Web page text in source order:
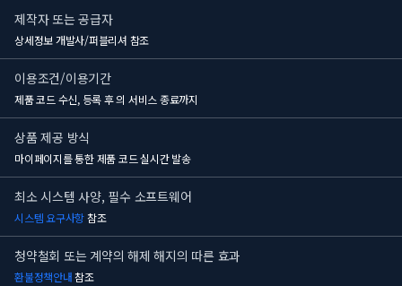
제작자 또는 공급자
상세정보 개발사/퍼블리셔 참조
이용조건/이용기간
제품 코드 수신, 등록 후의 서비스 종료까지
상품 제공 방식
마이페이지를 통한 제품 코드 실시간 발송
최소 시스템 사양, 필수 소프트웨어
시스템 요구사항참조
청약철회 또는 계약의 해제 해지의 따른 효과
환불정책안내참조